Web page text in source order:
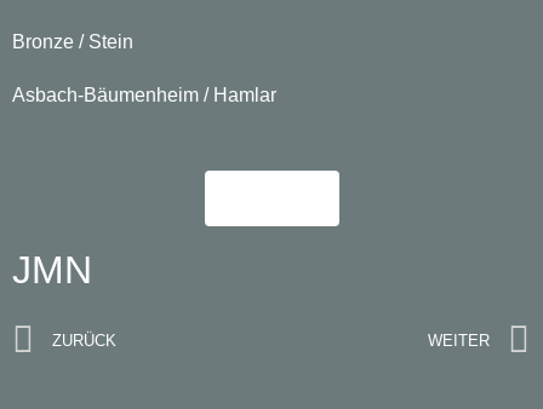
Bronze / Stein
Asbach-Bäumenheim / Hamlar
JMN
ZURÜCK WEITER